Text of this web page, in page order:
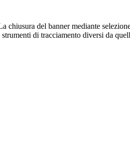
chiusura del banner mediante
di tracciamento diversi da